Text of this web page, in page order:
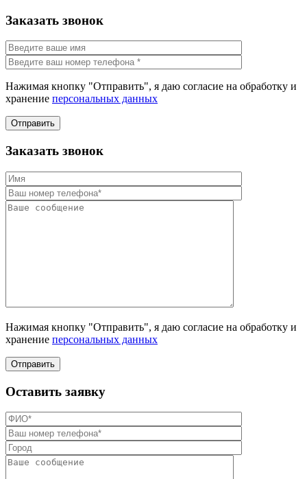
Заказать звонок
Нажимая кнопку "Отправить", я даю согласие на обработку и
хранение персональных данных
Отправить
Заказать звонок
Нажимая кнопку "Отправить", я даю согласие на обработку и
хранение персональных данных
Отправить
Оставить заявку